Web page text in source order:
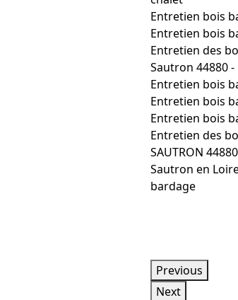
Entretien bois
Entretien bois
Entretien des
Sautron 44880
Entretien bois
Entretien bois
Entretien bois
Entretien des
SAUTRON
Sautron en
bardage
Previous
Next